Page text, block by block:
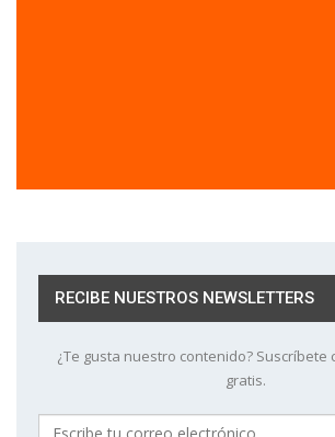
RECIBE NUESTROS NEWSLETTERS
¿Te gusta nuestro contenido? Suscríbete
gratis.